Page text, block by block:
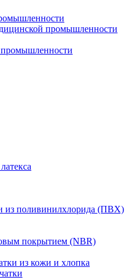
промышленности
из поливинилхлорида (ПВХ)
покрытием (NBR)
из кожи и хлопка